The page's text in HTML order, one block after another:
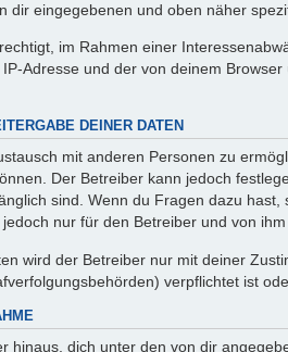
dir eingegebenen und oben näher
im Rahmen einer
Adresse und der von deinem
DEINER DATEN
mit anderen Personen zu
Der Betreiber kann jedoch
sind. Wenn du Fragen dazu
nur für den Betreiber und von
wird der Betreiber nur mit deiner
verpflichtet ist
hinaus, dich unter den von dir